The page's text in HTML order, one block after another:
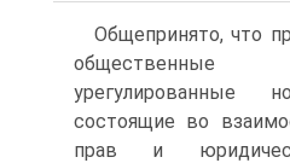
Общепринято, что
состоящие во
прав и